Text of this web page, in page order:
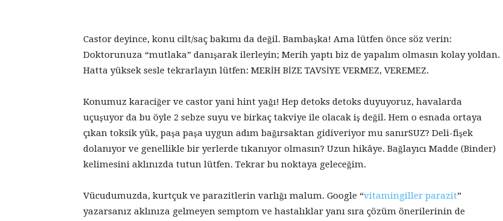
Castor deyince, konu cilt/saç bakımı da değil. Bambaşka! Ama lütfen önce söz verin:
Doktorunuza “mutlaka” danışarak ilerleyin; Merih yaptı biz de yapalım olmasın kolay yoldan.
Hatta yüksek sesle tekrarlayın lütfen: MERİH BİZE TAVSİYE VERMEZ, VEREMEZ.
Konumuz karaciğer ve castor yani hint yağı! Hep detoks detoks duyuyoruz, havalarda
uçuşuyor da bu öyle 2 sebze suyu ve birkaç takviye ile olacak iş değil. Hem o esnada ortaya
çıkan toksik yük, paşa paşa uygun adım bağırsaktan gidiveriyor mu sanırSUZ? Deli-fişek
dolanıyor ve genellikle bir yerlerde tıkanıyor olmasın? Uzun hikâye. Bağlayıcı Madde (Binder)
kelimesini aklınızda tutun lütfen. Tekrar bu noktaya geleceğim.
Vücudumuzda, kurtçuk ve parazitlerin varlığı malum. Google “vitamingiller parazit”
yazarsanız aklınıza gelmeyen semptom ve hastalıklar yanı sıra çözüm önerilerinin de